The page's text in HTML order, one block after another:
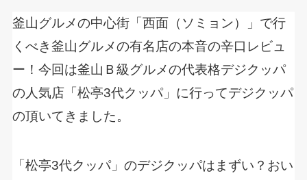
釜山グルメの中心街「西面（ソミョン）」で行
くべき釜山グルメの有名店の本音の辛口レビュ
ー！今回は釜山Ｂ級グルメの代表格デジクッパ
の人気店「松亭3代クッパ」に行ってデジクッパ
の頂いてきました。
「松亭3代クッパ」のデジクッパはまずい？おい